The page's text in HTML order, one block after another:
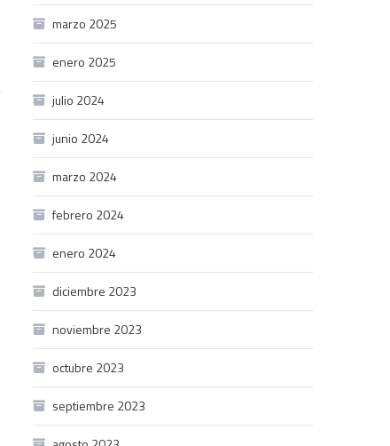
marzo 2025
enero 2025
julio 2024
junio 2024
marzo 2024
febrero 2024
enero 2024
diciembre 2023
noviembre 2023
octubre 2023
septiembre 2023